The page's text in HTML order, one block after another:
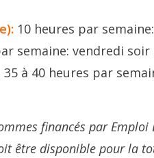
10 heures par
semaine: vendredi soir
à 40 heures par
financés par
être disponible pour la